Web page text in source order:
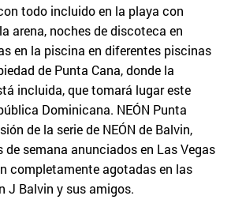
todo incluido en la playa con
arena, noches de discoteca en
en la piscina en diferentes piscinas
de Punta Cana, donde la
incluida, que tomará lugar este
Dominicana. NEÓN Punta
de la serie de NEÓN de Balvin,
de semana anunciados en Las Vegas
completamente agotadas en las
J Balvin y sus amigos.